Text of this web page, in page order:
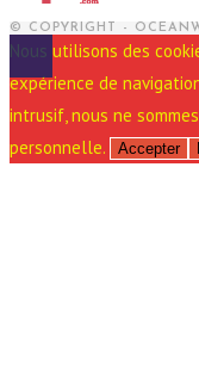
© COPYRIGHT -
Nous utilisons des
expérience de
intrusif, nous ne
personnelle.
Accepter